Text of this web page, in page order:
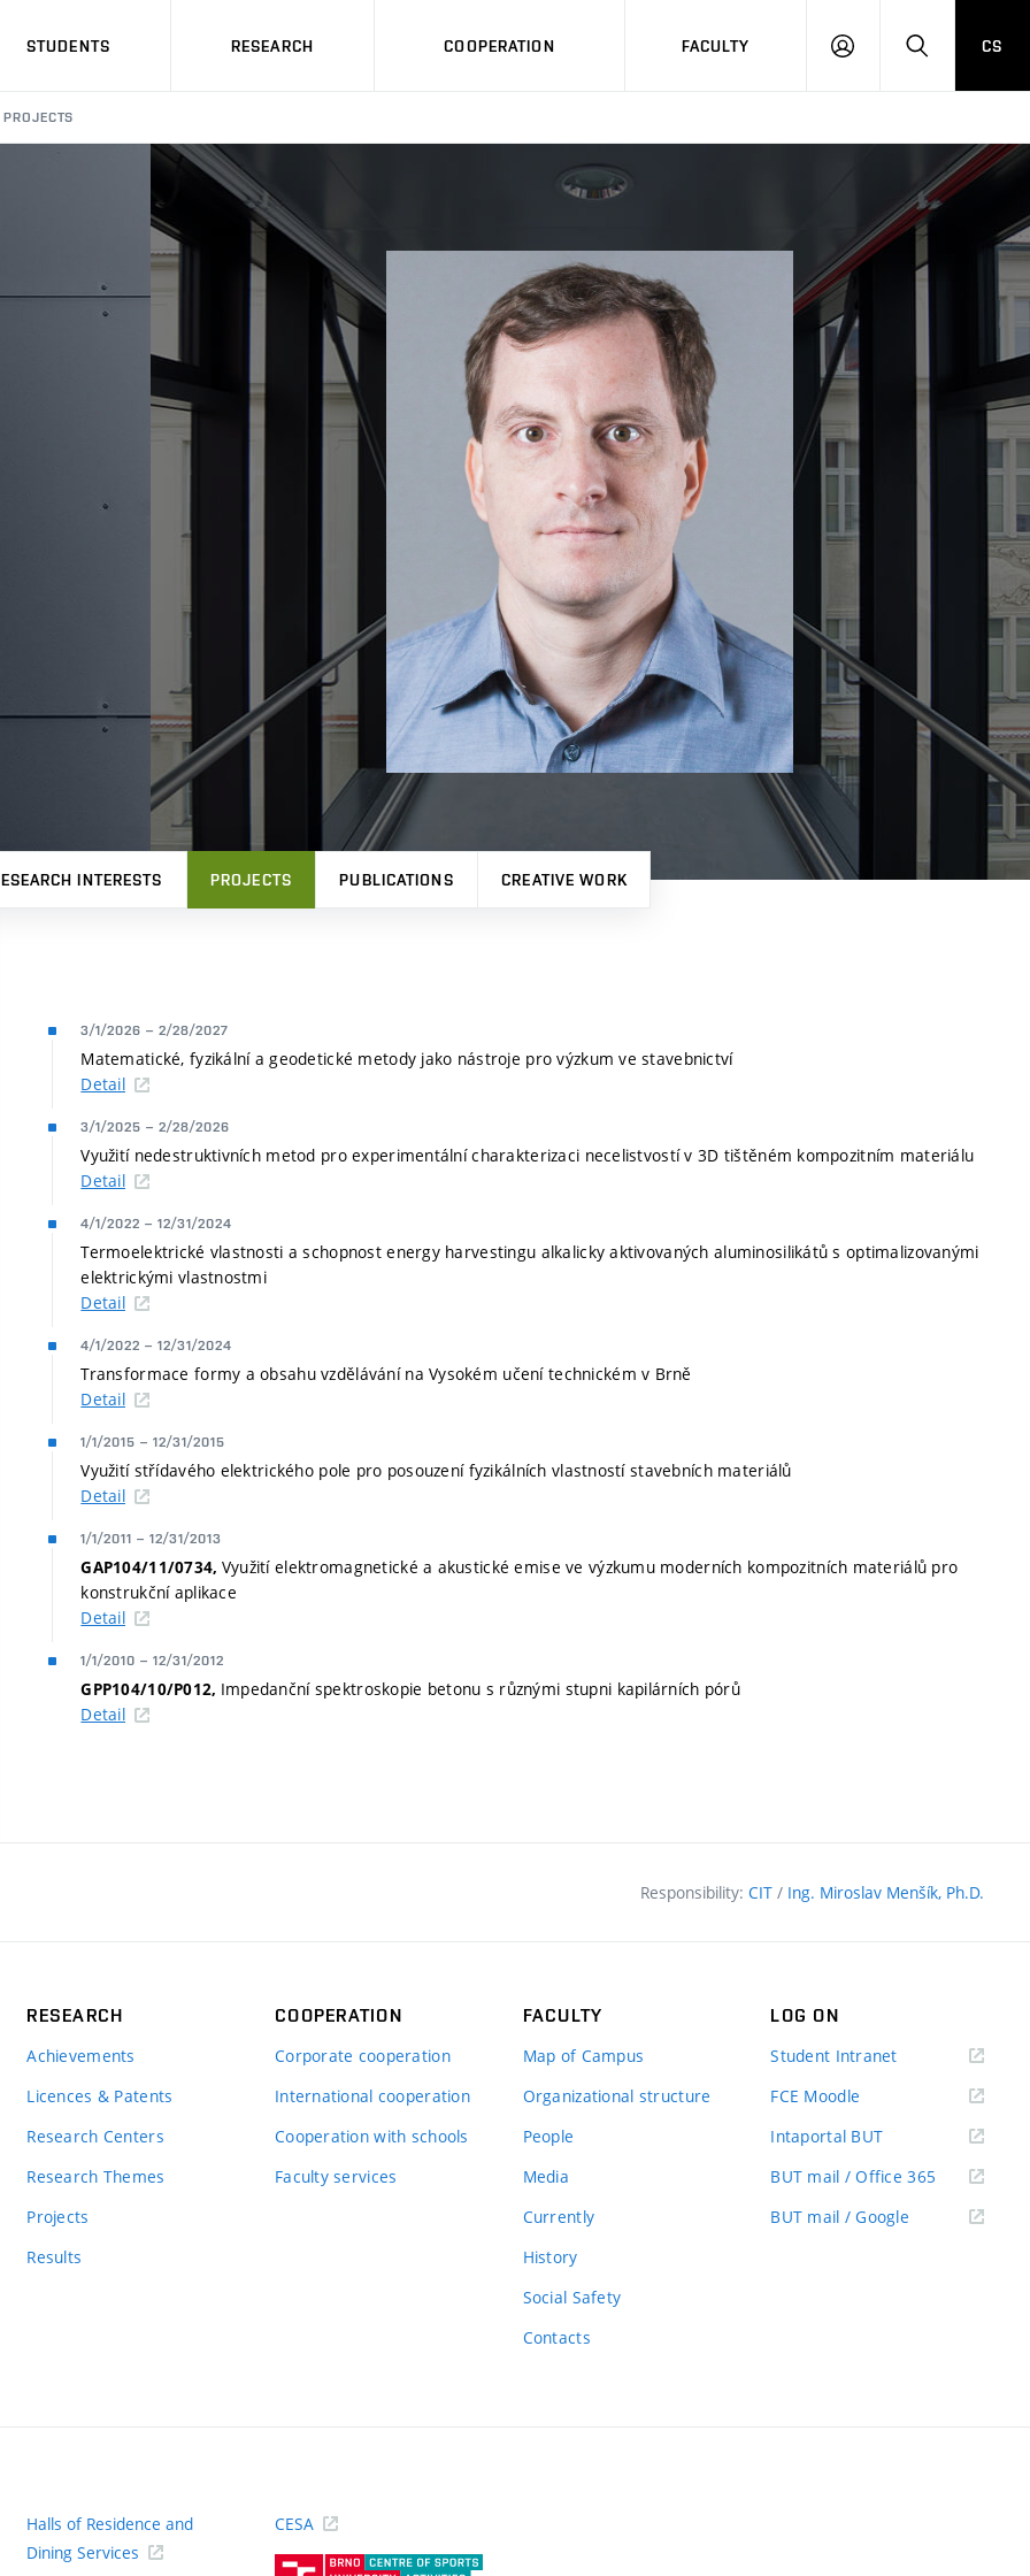
STUDENTS RESEARCH COOPERATION FACULTY
LOG
HLEDAT
CS
PROJECTS
INTERESTS PROJECTS PUBLICATIONS CREATIVE WORK
3/1/2026 – 2/28/2027
Matematické, fyzikální a geodetické metody jako nástroje pro výzkum ve stavebnictví
Detail
3/1/2025 – 2/28/2026
Využití nedestruktivních metod pro experimentální charakterizaci necelistvostí v 3D tištěném kompozitním materiálu
Detail
4/1/2022 – 12/31/2024
Termoelektrické vlastnosti a schopnost energy harvestingu alkalicky aktivovaných aluminosilikátů s optimalizovanými
elektrickými vlastnostmi
Detail
4/1/2022 – 12/31/2024
Transformace formy a obsahu vzdělávání na Vysokém učení technickém v Brně
Detail
1/1/2015 – 12/31/2015
Využití střídavého elektrického pole pro posouzení fyzikálních vlastností stavebních materiálů
Detail
1/1/2011 – 12/31/2013
GAP104/11/0734, Využití elektromagnetické a akustické emise ve výzkumu moderních kompozitních materiálů pro
konstrukční aplikace
Detail
1/1/2010 – 12/31/2012
GPP104/10/P012, Impedanční spektroskopie betonu s různými stupni kapilárních pórů
Detail
Responsibility: CIT / Ing. Miroslav Menšík, Ph.D.
RESEARCH
Achievements
Licences & Patents
Research Centers
Research Themes
Projects
Results
COOPERATION
Corporate cooperation
International cooperation
Cooperation with schools
Faculty services
FACULTY
Map of Campus
Organizational structure
People
Media
Currently
History
Social Safety
Contacts
LOG ON
Student Intranet(external
FCE Moodle
Intaportal BUT(external
BUT mail / Office 365 (external
BUT mail / Google (external
Halls of Residence and
Dining Services
CESA
(external